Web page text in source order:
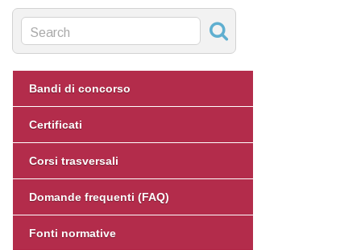
Bandi di concorso
Certificati
Corsi trasversali
Domande frequenti (FAQ)
Fonti normative